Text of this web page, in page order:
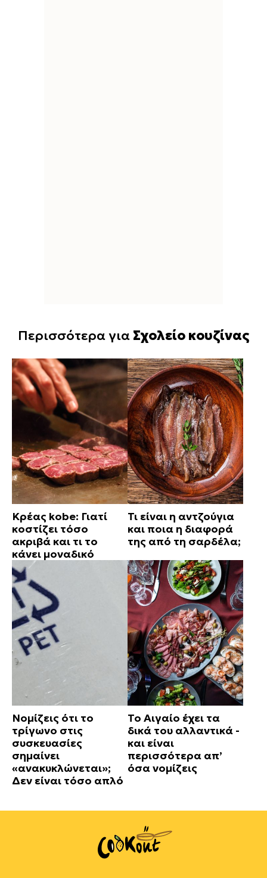
Περισσότερα για Σχολείο κουζίνας
Κρέας kobe: Γιατί
κοστίζει τόσο
ακριβά και τι το
κάνει μοναδικό
Τι είναι η αντζούγια
και ποια η διαφορά
της από τη σαρδέλα;
Νομίζεις ότι το
τρίγωνο στις
συσκευασίες
σημαίνει
«ανακυκλώνεται»;
Δεν είναι τόσο απλό
Το Αιγαίο έχει τα
δικά του αλλαντικά -
και είναι
περισσότερα απ’
όσα νομίζεις